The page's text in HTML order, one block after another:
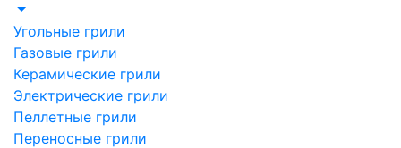
Угольные грили
Газовые грили
Керамические грили
Электрические грили
Пеллетные грили
Переносные грили